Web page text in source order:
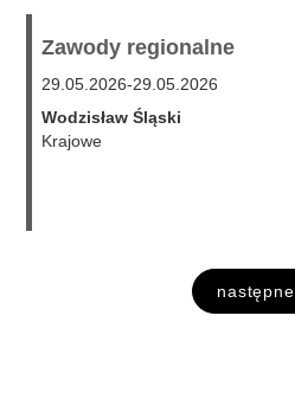
Zawody regionalne
29.05.2026-29.05.2026
Wodzisław Śląski
Krajowe
następne